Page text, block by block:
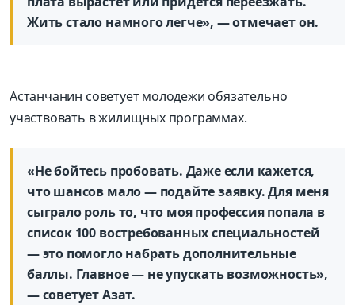
Жить стало намного легче», — отмечает он.
Астанчанин советует молодежи обязательно
участвовать в жилищных программах.
«Не бойтесь пробовать. Даже если кажется,
что шансов мало — подайте заявку. Для меня
сыграло роль то, что моя профессия попала в
список 100 востребованных специальностей
— это помогло набрать дополнительные
баллы. Главное — не упускать возможность»,
— советует Азат.